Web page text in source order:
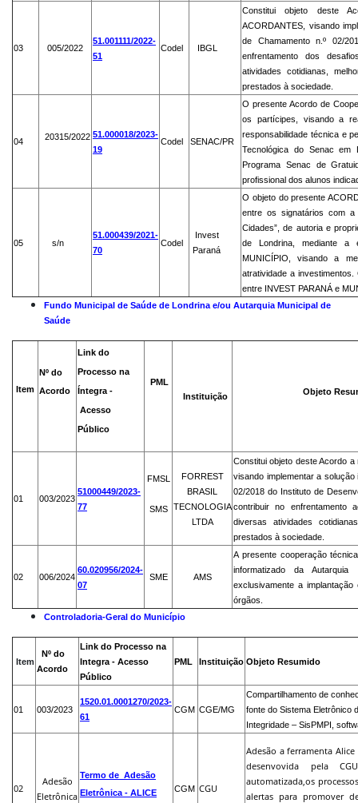
03 005/2022
51.001111/2022-
51
Codel IBGL
Constitui objeto deste
ACORDANTES, visando
de Chamamento n.º 02/
enfrentamento dos
atividades cotidianas,
prestados à sociedade.
04 20315/2022 51.000018/2023-
19
Codel SENAC/PR
O presente Acordo de
os partícipes, visando a
responsabilidade técnica e
Tecnológica do Senac em
Programa Senac de
profissional dos alunos
05 s/n
51.000439/2021-
70
Codel
Invest
Paraná
O objeto do presente
entre os signatários com a
Cidades”, de autoria e
de Londrina, mediante a
MUNICÍPIO, visando a
atratividade a
entre INVEST PARANÁ e
Fundo Municipal de Saúde de Londrina e/ou Autarquia Municipal de
Saúde
Item
Nº do
Acordo
Link do
Processo na
Íntegra -
Acesso
Público
PML
Instituição
Objeto
01 003/2023
51000449/2023-
77
FMSL
SMS
FORREST
BRASIL
TECNOLOGIA
LTDA
Constitui objeto deste Acordo
visando implementar a solução
02/2018 do Instituto de
contribuir no enfrentamento
diversas atividades
prestados à sociedade.
02 006/2024
60.020956/2024-
07
SME AMS
A presente cooperação
informatizado da
exclusivamente a
órgãos.
Controladoria-Geral do Município
Item
Nº do
Acordo
Link do Processo na
Integra - Acesso
Público
PML Instituição Objeto Resumido
01 003/2023
1520.01.0001270/2023-
61
CGM CGE/MG
Compartilhamento de
fonte do Sistema Eletrônico
Integridade – SisPMPI,
02
Adesão
Eletrônica
Termo de Adesão
Eletrônica - ALICE
CGM CGU
Adesão a ferramenta
desenvovida pela
automatizada,os
alertas para promover